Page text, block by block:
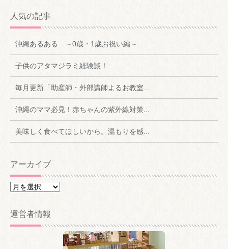
人気の記事
沖縄あるある ～0歳・1歳お祝い編～
子供のアタマジラミ経験談！
毎月更新「助産師・外部講師よるお教室...
沖縄のママ必見！赤ちゃんの紫外線対策...
美味しく食べてほしいから。温もりを感...
アーカイブ
ア
カ
イ
運営者情報